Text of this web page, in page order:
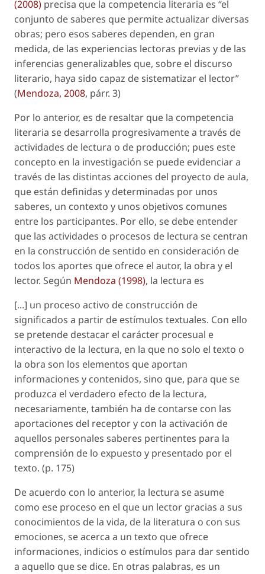
(2008) precisa que la competencia literaria es “el
conjunto de saberes que permite actualizar diversas
obras; pero esos saberes dependen, en gran
medida, de las experiencias lectoras previas y de las
inferencias generalizables que, sobre el discurso
literario, haya sido capaz de sistematizar el lector”
(Mendoza, 2008, párr. 3)
Por lo anterior, es de resaltar que la competencia
literaria se desarrolla progresivamente a través de
actividades de lectura o de producción; pues este
concepto en la investigación se puede evidenciar a
través de las distintas acciones del proyecto de aula,
que están definidas y determinadas por unos
saberes, un contexto y unos objetivos comunes
entre los participantes. Por ello, se debe entender
que las actividades o procesos de lectura se centran
en la construcción de sentido en consideración de
todos los aportes que ofrece el autor, la obra y el
lector. Según Mendoza (1998), la lectura es
[...] un proceso activo de construcción de
significados a partir de estímulos textuales. Con ello
se pretende destacar el carácter procesual e
interactivo de la lectura, en la que no solo el texto o
la obra son los elementos que aportan
informaciones y contenidos, sino que, para que se
produzca el verdadero efecto de la lectura,
necesariamente, también ha de contarse con las
aportaciones del receptor y con la activación de
aquellos personales saberes pertinentes para la
comprensión de lo expuesto y presentado por el
texto. (p. 175)
De acuerdo con lo anterior, la lectura se asume
como ese proceso en el que un lector gracias a sus
conocimientos de la vida, de la literatura o con sus
emociones, se acerca a un texto que ofrece
informaciones, indicios o estímulos para dar sentido
a aquello que se dice. En otras palabras, es un